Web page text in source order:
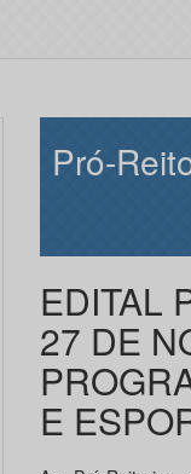
Pró-
EDITAL
27 DE
E